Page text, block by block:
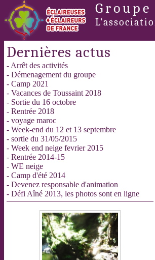
Dernières actus
- Arrêt des activités
- Démenagement du groupe
- Camp 2021
- Vacances de Toussaint 2018
- Sortie du 16 octobre
- Rentrée 2018
- voyage maroc
- Week-end du 12 et 13 septembre
- sortie du 31/05/2015
- Week end neige fevrier 2015
- Rentrée 2014-15
- WE neige
- Camp d'été 2014
- Devenez responsable d'animation
- Défi Aîné 2013, les photos sont en ligne